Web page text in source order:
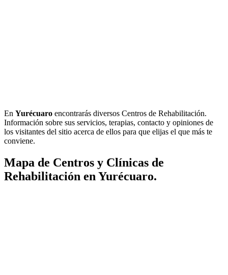
En Yurécuaro encontrarás diversos Centros de Rehabilitación.
Información sobre sus servicios, terapias, contacto y opiniones de
los visitantes del sitio acerca de ellos para que elijas el que más te
conviene.
Mapa de Centros y Clínicas de
Rehabilitación en Yurécuaro.